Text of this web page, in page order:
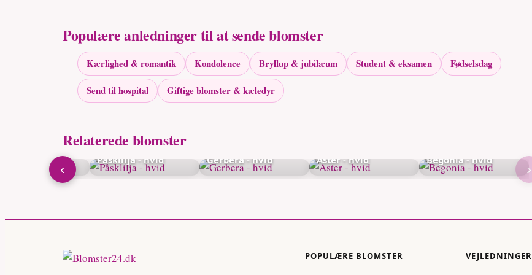
Populære anledninger til at sende blomster
Kærlighed & romantik Kondolence Bryllup & jubilæum Student & eksamen Fødselsdag
Send til hospital Giftige blomster & kæledyr
Relaterede blomster
- hvid Påsklilja - hvid Gerbera - hvid Aster - hvid Begonia - hvid
‹ ›
POPULÆRE BLOMSTER VEJLEDNINGER